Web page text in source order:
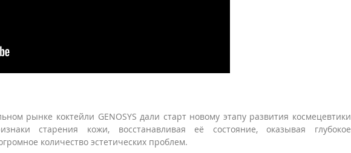
рынке коктейли GENOSYS дали старт новому этапу развития космецевтики
старения кожи, восстанавливая её состояние, оказывая глубокое
количество эстетических проблем.